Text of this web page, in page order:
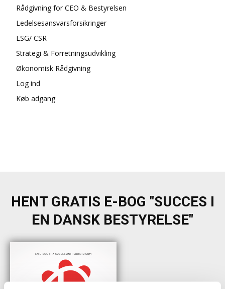
Rådgivning for CEO & Bestyrelsen
Ledelsesansvarsforsikringer
ESG/ CSR
Strategi & Forretningsudvikling
Økonomisk Rådgivning
Log ind
Køb adgang
HENT GRATIS E-BOG "SUCCES I
EN DANSK BESTYRELSE"